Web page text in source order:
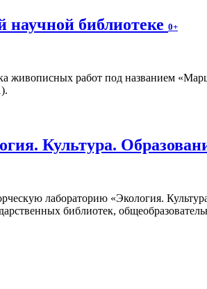
библиотеке 0+
живописных работ под названием
Культура.
лабораторию «Экология.
библиотек,